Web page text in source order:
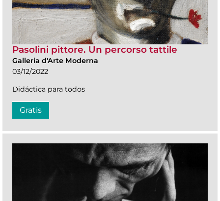
Pasolini pittore. Un percorso tattile
Galleria d'Arte Moderna
03/12/2022
Didáctica para todos
Gratis